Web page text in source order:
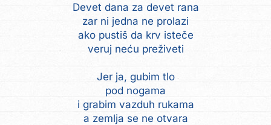
Devet dana za devet rana
zar ni jedna ne prolazi
ako pustiš da krv isteče
veruj neću preživeti
Jer ja, gubim tlo
pod nogama
i grabim vazduh rukama
a zemlja se ne otvara